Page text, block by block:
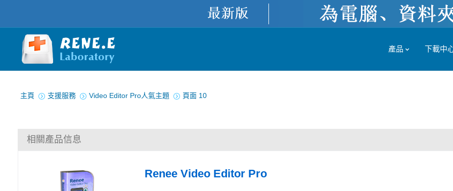
產品 下載中
主頁 支援服務 Video Editor Pro人氣主題 頁面 10
相關產品信息
Renee Video Editor Pro